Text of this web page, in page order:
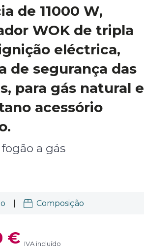
de 11000 W,
WOK de tripla
eléctrica,
de segurança das
para gás natural e
acessório
a gás
Composição
€ IVA incluído